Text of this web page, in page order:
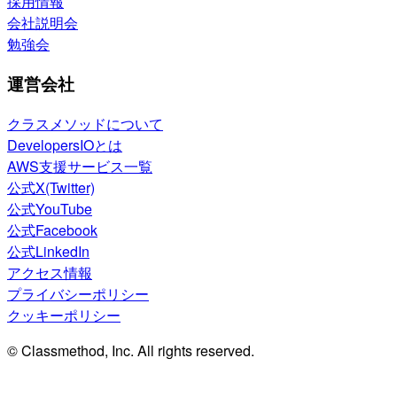
会社説明会
勉強会
運営会社
クラスメソッドについて
DevelopersIOとは
AWS支援サービス一覧
公式X(Twitter)
公式YouTube
公式Facebook
公式LinkedIn
アクセス情報
プライバシーポリシー
クッキーポリシー
© Classmethod, Inc. All rights reserved.